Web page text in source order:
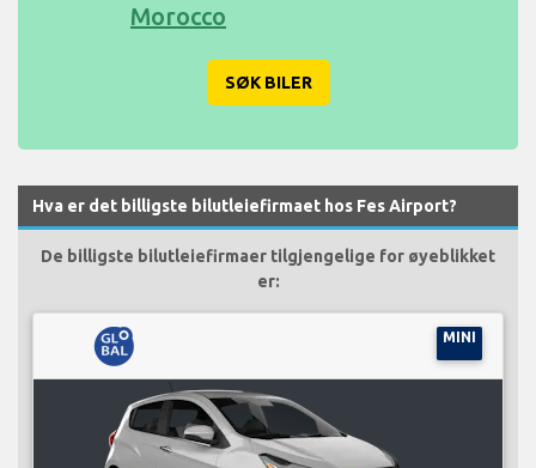
Morocco
SØK BILER
Hva er det billigste bilutleiefirmaet hos Fes Airport?
De billigste bilutleiefirmaer tilgjengelige for øyeblikket
er:
MINI